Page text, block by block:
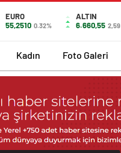
EURO
55,2510 0.32%
ALTIN
6.660,55 2,59
Kadın Foto Galeri